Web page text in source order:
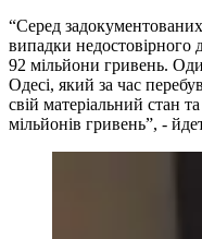
“Серед
випадки недостовірного
92 мільйони гривень.
Одесі, який за час
свій матеріальний стан
мільйонів гривень”, -